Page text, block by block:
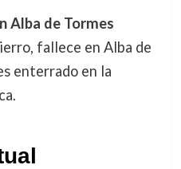
Alba de Tormes
fallece en Alba de
enterrado en la